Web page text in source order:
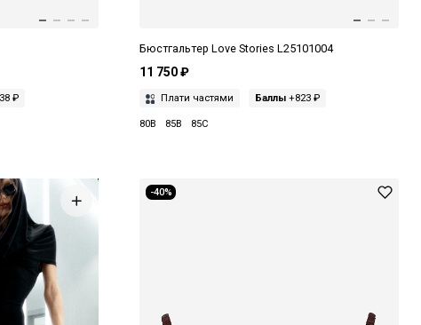
₽
Бюстгальтер Love Stories L25101004
11 750 ₽
Плати частями Баллы+823 ₽
80B 85B 85C
-40%